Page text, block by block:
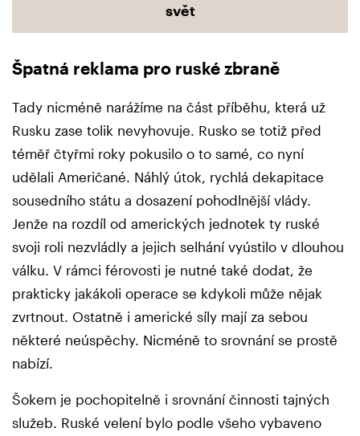
svět
Špatná reklama pro ruské zbraně
Tady nicméně narážíme na část příběhu, která už
Rusku zase tolik nevyhovuje. Rusko se totiž před
téměř čtyřmi roky pokusilo o to samé, co nyní
udělali Američané. Náhlý útok, rychlá dekapitace
sousedního státu a dosazení pohodlnější vlády.
Jenže na rozdíl od amerických jednotek ty ruské
svoji roli nezvládly a jejich selhání vyústilo v dlouhou
válku. V rámci férovosti je nutné také dodat, že
prakticky jakákoli operace se kdykoli může nějak
zvrtnout. Ostatně i americké síly mají za sebou
některé neúspěchy. Nicméně to srovnání se prostě
nabízí.
Šokem je pochopitelně i srovnání činnosti tajných
služeb. Ruské velení bylo podle všeho vybaveno